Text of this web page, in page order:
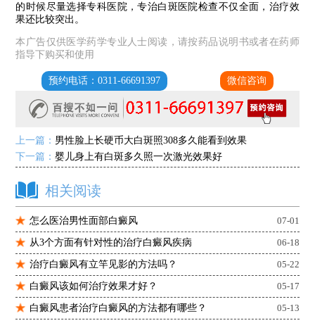
的时候尽量选择专科医院，专治白斑医院检查不仅全面，治疗效
果还比较突出。
本广告仅供医学药学专业人士阅读，请按药品说明书或者在药师
指导下购买和使用
预约电话：0311-66691397 微信咨询
上一篇： 男性脸上长硬币大白斑照308多久能看到效果
下一篇：婴儿身上有白斑多久照一次激光效果好
相关阅读
怎么医治男性面部白癜风 07-01
从3个方面有针对性的治疗白癜风疾病 06-18
治疗白癜风有立竿见影的方法吗？ 05-22
白癜风该如何治疗效果才好？ 05-17
白癜风患者治疗白癜风的方法都有哪些？ 05-13